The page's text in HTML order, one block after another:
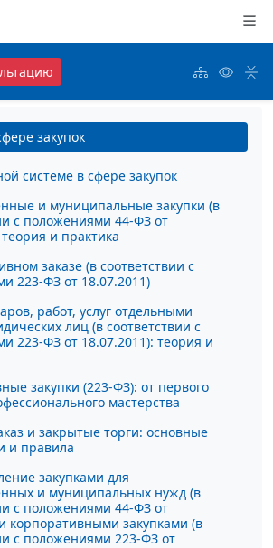
закупок
системе в сфере закупок
и муниципальные закупки (в
с положениями 44-ФЗ от
и практика
заказе (в соответствии с
223-ФЗ от 18.07.2011)
работ, услуг отдельными
лиц (в соответствии с
223-ФЗ от 18.07.2011): теория и
закупки (223-ФЗ): от первого
мастерства
и закрытые торги: основные
и правила
закупками для
и муниципальных нужд (в
с положениями 44-ФЗ от
корпоративными закупками (в
с положениями 223-ФЗ от